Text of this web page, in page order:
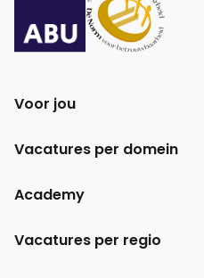
Voor jou
Vacatures per domein
Academy
Vacatures per regio